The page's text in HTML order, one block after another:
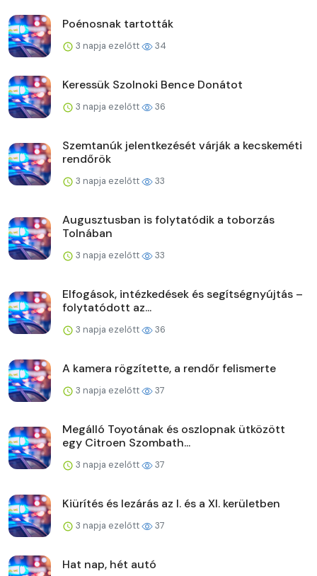
Poénosnak tartották
3 napja ezelőtt 34
Keressük Szolnoki Bence Donátot
3 napja ezelőtt 36
Szemtanúk jelentkezését várják a kecskeméti
rendőrök
3 napja ezelőtt 33
Augusztusban is folytatódik a toborzás
Tolnában
3 napja ezelőtt 33
Elfogások, intézkedések és segítségnyújtás –
folytatódott az...
3 napja ezelőtt 36
A kamera rögzítette, a rendőr felismerte
3 napja ezelőtt 37
Megálló Toyotának és oszlopnak ütközött
egy Citroen Szombath...
3 napja ezelőtt 37
Kiürítés és lezárás az I. és a XI. kerületben
3 napja ezelőtt 37
Hat nap, hét autó